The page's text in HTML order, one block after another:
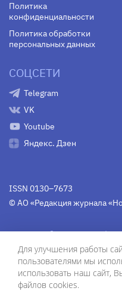
Политика
конфиденциальности
Политика обработки
персональных данных
СОЦСЕТИ
Telegram
VK
Youtube
Яндекс. Дзен
ISSN 0130–7673
© АО «Редакция журнала
Свидетельство
связи,
коммуникаций
(Роскомнадзор)ПИ №
Для улучшения работы
пользователями мы
использовать наш сайт,
файлов cookies.